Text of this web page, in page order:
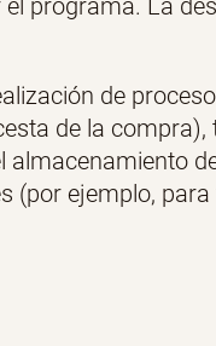
programa. La
de
de la
ejemplo,